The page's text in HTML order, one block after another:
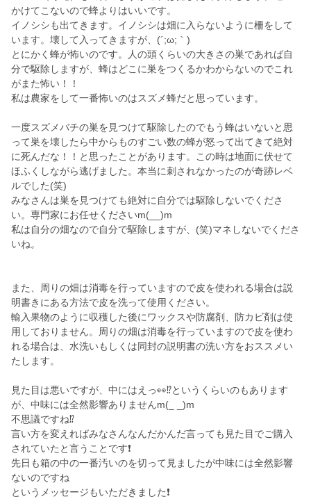
かけてこないので蜂よりはいいです。
イノシシも出てきます。イノシシは畑に入らないように柵をして
います。壊して入ってきますが、(´;ω;｀)
とにかく蜂が怖いのです。人の頭くらいの大きさの巣であれば自
分で駆除しますが、蜂はどこに巣をつくるかわからないのでこれ
がまた怖い！！
私は農家をして一番怖いのはスズメ蜂だと思っています。
一度スズメバチの巣を見つけて駆除したのでもう蜂はいないと思
って巣を壊したら中からものすごい数の蜂が怒って出てきて絶対
に死んだな！！と思ったことがあります。この時は地面に伏せて
ほふくしながら逃げました。本当に刺されなかったのが奇跡レベ
ルでした(笑)
みなさんは巣を見つけても絶対に自分では駆除しないでくださ
い。専門家にお任せくださいm(__)m
私は自分の畑なので自分で駆除しますが、(笑)マネしないでくださ
いね。
また、周りの畑は消毒を行っていますので皮を使われる場合は説
明書きにある方法で皮を洗って使用ください。
輸入果物のように収穫した後にワックスや防腐剤、防カビ剤は使
用しておりません。周りの畑は消毒を行っていますので皮を使わ
れる場合は、水洗いもしくは同封の説明書の洗い方をおススメい
たします。
見た目は悪いですが、中にはえっ👀⁉️というくらいのもあります
が、中味には全然影響ありませんm(_ _)m
不思議ですね⁉️
言い方を変えればみなさんなんだかんだ言っても見た目でご購入
されていたと言うことです❗
先日も箱の中の一番汚いのを切って見ましたが中味には全然影響
ないのですね
というメッセージもいただきました❗